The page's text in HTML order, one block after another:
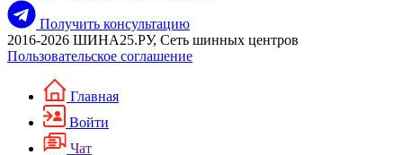
Получить консультацию
2016-2026 ШИНА25.РУ, Сеть шинных центров
Пользовательское соглашение
Главная
Войти
Чат